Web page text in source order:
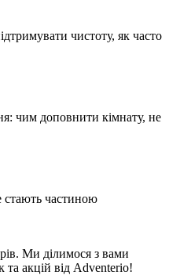
чистоту, як часто
чим доповнити кімнату, не
стають частиною
Ми ділимося з вами
акцій від Adventerio!